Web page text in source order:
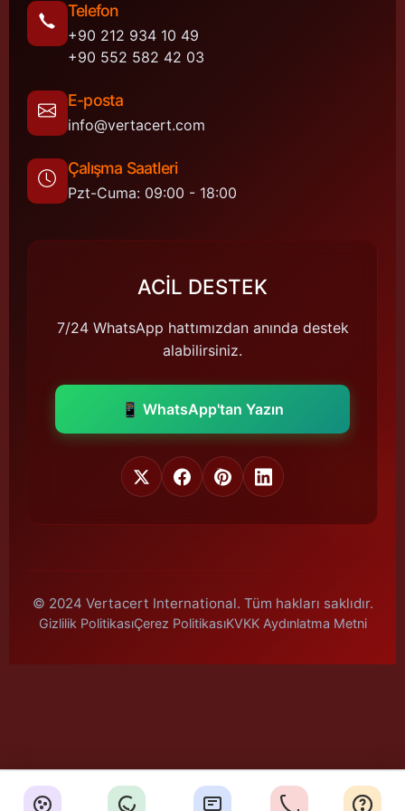
ISO 14067 Ürün Karbon Ayak İzi
ISO/IEC 21823: Nesnelerin İnterneti İçin Birlikte
ISO 13027 Hijyen ve Sanitasyon Sistemi
ISO 20000 Bilgi Teknolojileri Hizmet Yönetimi Sistemi
ISO 22716 Kozmetik GMP-İyi Üretim Uygulamaları
Telefon
+90 212 934 10 49
+90 552 582 42 03
E-posta
info@vertacert.com
Çalışma Saatleri
Pzt-Cuma: 09:00 - 18:00
ACİL DESTEK
7/24 WhatsApp hattımızdan anında destek
alabilirsiniz.
📱 WhatsApp'tan Yazın
© 2024 Vertacert International. Tüm hakları saklıdır.
Gizlilik PolitikasıÇerez PolitikasıKVKK Aydınlatma Metni